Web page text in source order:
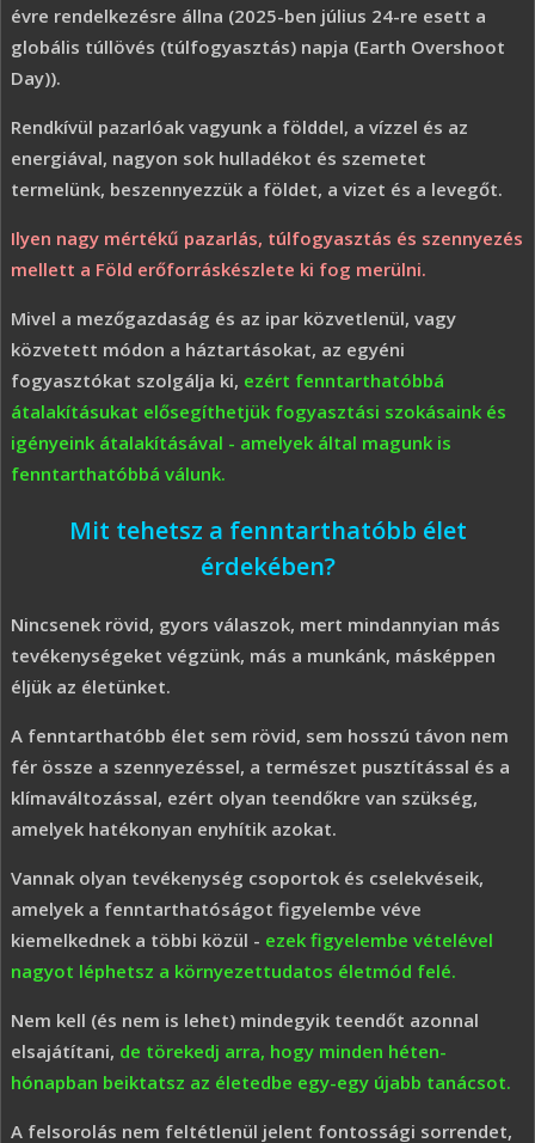
évre rendelkezésre állna (2025-ben július 24-re esett a
globális túllövés (túlfogyasztás) napja (Earth Overshoot
Day)).
Rendkívül pazarlóak vagyunk a földdel, a vízzel és az
energiával, nagyon sok hulladékot és szemetet
termelünk, beszennyezzük a földet, a vizet és a levegőt.
Ilyen nagy mértékű pazarlás, túlfogyasztás és szennyezés
mellett a Föld erőforráskészlete ki fog merülni.
Mivel a mezőgazdaság és az ipar közvetlenül, vagy
közvetett módon a háztartásokat, az egyéni
fogyasztókat szolgálja ki, ezért fenntarthatóbbá
átalakításukat elősegíthetjük fogyasztási szokásaink és
igényeink átalakításával - amelyek által magunk is
fenntarthatóbbá válunk.
Mit tehetsz a fenntarthatóbb élet
érdekében?
Nincsenek rövid, gyors válaszok, mert mindannyian más
tevékenységeket végzünk, más a munkánk, másképpen
éljük az életünket.
A fenntarthatóbb élet sem rövid, sem hosszú távon nem
fér össze a szennyezéssel, a természet pusztítással és a
klímaváltozással, ezért olyan teendőkre van szükség,
amelyek hatékonyan enyhítik azokat.
Vannak olyan tevékenység csoportok és cselekvéseik,
amelyek a fenntarthatóságot figyelembe véve
kiemelkednek a többi közül - ezek figyelembe vételével
nagyot léphetsz a környezettudatos életmód felé.
Nem kell (és nem is lehet) mindegyik teendőt azonnal
elsajátítani, de törekedj arra, hogy minden héten-
hónapban beiktatsz az életedbe egy-egy újabb tanácsot.
A felsorolás nem feltétlenül jelent fontossági sorrendet,